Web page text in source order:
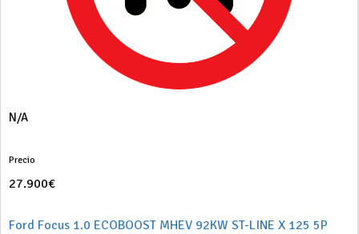
N/A
Precio
27.900€
Ford Focus 1.0 ECOBOOST MHEV 92KW ST-LINE X 125 5P